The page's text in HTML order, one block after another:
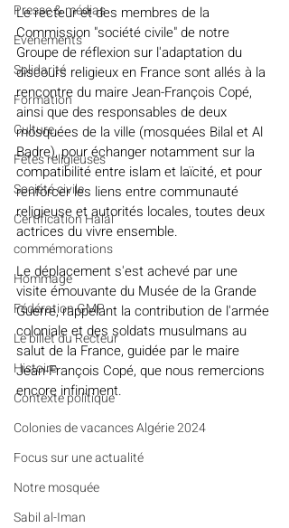
Presse & médias
Evénements
Solidarité
Formation
Culture
Fêtes religieuses
Société civile
Certification Halal
commémorations
Hommage
Fédération GMP
Le billet du Recteur
Histoire
Contexte politique
Colonies de vacances Algérie 2024
​​Focus sur une actualité
Notre mosquée
Sabil al-Iman
Le recteur et des membres de la
Commission "société civile" de notre
Groupe de réflexion sur l'adaptation du
discours religieux en France sont allés à la
rencontre du maire Jean-François Copé,
ainsi que des responsables de deux
mosquées de la ville (mosquées Bilal et Al
Badre), pour échanger notamment sur la
compatibilité entre islam et laïcité, et pour
renforcer les liens entre communauté
religieuse et autorités locales, toutes deux
actrices du vivre ensemble.
Le déplacement s'est achevé par une
visite émouvante du Musée de la Grande
Guerre, rappelant la contribution de l'armée
coloniale et des soldats musulmans au
salut de la France, guidée par le maire
Jean-François Copé, que nous remercions
encore infiniment.